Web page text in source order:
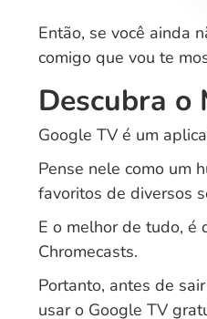
Então, se você ainda
comigo que vou te
Descubra o
Google TV é um
Pense nele como um
favoritos de diversos
E o melhor de tudo, é
Chromecasts.
Portanto, antes de
usar o Google TV